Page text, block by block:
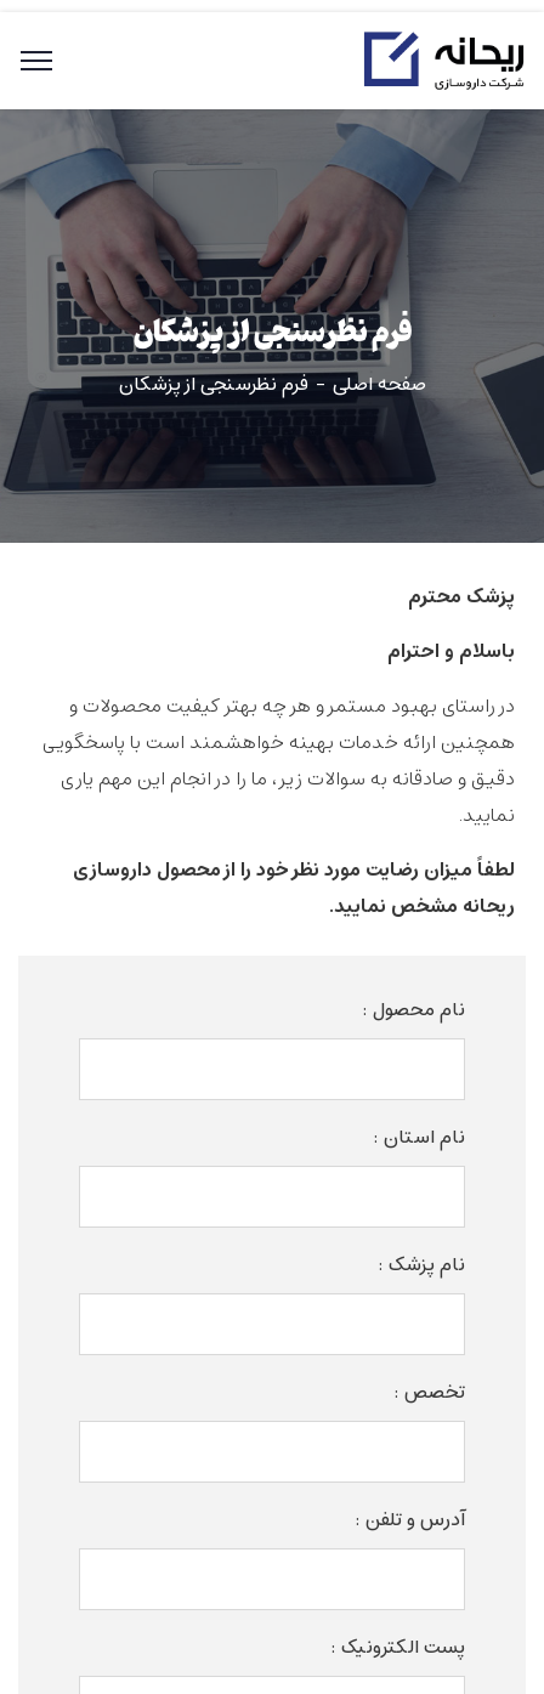
فرم نظرسنجی از پزشکان
صفحه اصلی فرم نظرسنجی از پزشکان
پزشک محترم
باسلام و احترام
در راستای بهبود مستمر و هر چه بهتر کیفیت محصولات و
همچنین ارائه خدمات بهینه خواهشمند است با پاسخگویی
دقیق و صادقانه به سوالات زیر، ما را در انجام این مهم یاری
نمایید.
لطفاً میزان رضایت مورد نظر خود را از محصول داروسازی
ریحانه مشخص نمایید.
نام محصول :
نام استان :
نام پزشک :
تخصص :
آدرس و تلفن :
پست الکترونیک :